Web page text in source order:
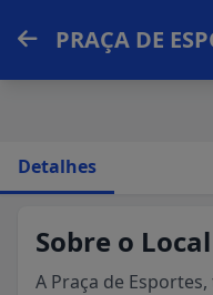
PRAÇA DE
Detalhes
Funcionamento não
Sobre o Local
A Praça de